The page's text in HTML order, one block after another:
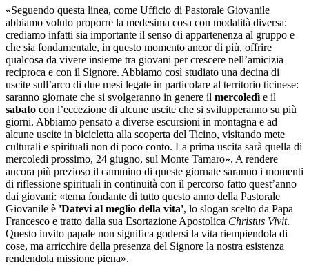
«Seguendo questa linea, come Ufficio di Pastorale Giovanile
abbiamo voluto proporre la medesima cosa con modalità diversa:
crediamo infatti sia importante il senso di appartenenza al gruppo e
che sia fondamentale, in questo momento ancor di più, offrire
qualcosa da vivere insieme tra giovani per crescere nell’amicizia
reciproca e con il Signore. Abbiamo così studiato una decina di
uscite sull’arco di due mesi legate in particolare al territorio ticinese:
saranno giornate che si svolgeranno in genere il mercoledì e il
sabato con l’eccezione di alcune uscite che si svilupperanno su più
giorni. Abbiamo pensato a diverse escursioni in montagna e ad
alcune uscite in bicicletta alla scoperta del Ticino, visitando mete
culturali e spirituali non di poco conto. La prima uscita sarà quella di
mercoledì prossimo, 24 giugno, sul Monte Tamaro». A rendere
ancora più prezioso il cammino di queste giornate saranno i momenti
di riflessione spirituali in continuità con il percorso fatto quest’anno
dai giovani: «tema fondante di tutto questo anno della Pastorale
Giovanile è 'Datevi al meglio della vita', lo slogan scelto da Papa
Francesco e tratto dalla sua Esortazione Apostolica Christus Vivit.
Questo invito papale non significa godersi la vita riempiendola di
cose, ma arricchire della presenza del Signore la nostra esistenza
rendendola missione piena».